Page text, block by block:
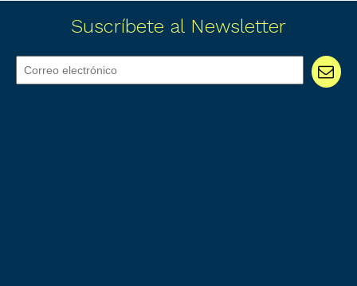
Suscríbete al Newsletter